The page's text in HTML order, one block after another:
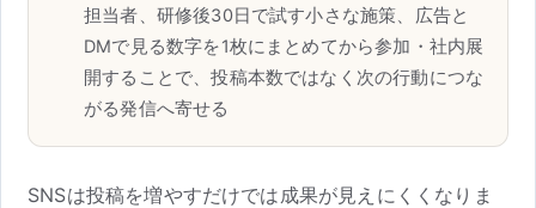
担当者、研修後30日で試す小さな施策、広告と
DMで見る数字を1枚にまとめてから参加・社内展
開することで、投稿本数ではなく次の行動につな
がる発信へ寄せる
SNSは投稿を増やすだけでは成果が見えにくくなりま